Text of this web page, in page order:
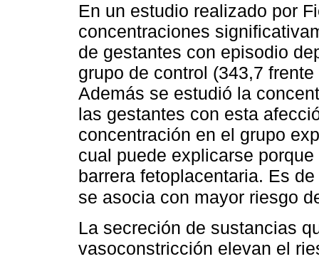
En un estudio realizado por
concentraciones
de gestantes con episodio
grupo de control (343,7
Además se estudió la
las gestantes con esta
concentración en el grupo
cual puede explicarse
barrera fetoplacentaria. Es
se asocia con mayor riesgo
La secreción de sustancias
vasoconstricción elevan el